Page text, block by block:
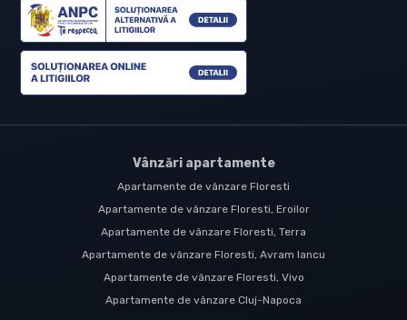
Vânzări apartamente
Apartamente de vânzare Floresti
Apartamente de vânzare Floresti, Eroilor
Apartamente de vânzare Floresti, Terra
Apartamente de vânzare Floresti, Avram Iancu
Apartamente de vânzare Floresti, Vivo
Apartamente de vânzare Cluj-Napoca